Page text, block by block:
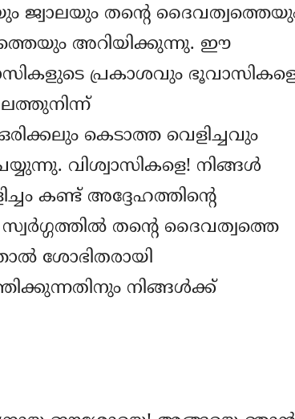
ജ്വാലയും തന്‍റെ
അറിയിക്കുന്നു. ഈ
പ്രകാശവും
കെടാത്ത വെളിച്ചവും
വിശ്വാസികളെ! നിങ്ങള്‍
കണ്ട് അദ്ദേഹത്തിന്‍റെ
തന്‍റെ ദൈവത്വത്തെ
ശോഭിതരായി
നിങ്ങള്‍ക്ക്